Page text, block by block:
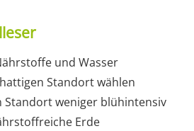
und Wasser
Standort wählen
Standort weniger blühintensiv
Erde